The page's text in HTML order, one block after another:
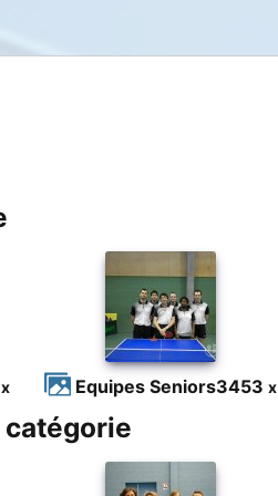
x Equipes Seniors3453x